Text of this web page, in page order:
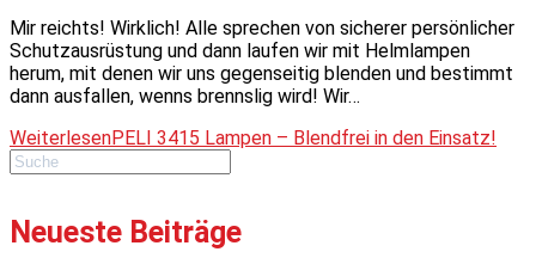
Mir reichts! Wirklich! Alle sprechen von sicherer persönlicher
Schutzausrüstung und dann laufen wir mit Helmlampen
herum, mit denen wir uns gegenseitig blenden und bestimmt
dann ausfallen, wenns brennslig wird! Wir…
WeiterlesenPELI 3415 Lampen – Blendfrei in den Einsatz!
Neueste Beiträge